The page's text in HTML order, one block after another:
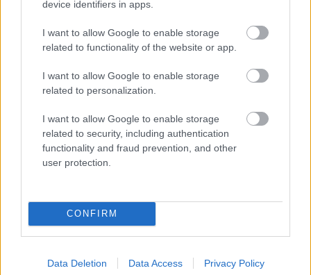
device identifiers in apps.
I want to allow Google to enable storage
related to functionality of the website or app.
I want to allow Google to enable storage
related to personalization.
I want to allow Google to enable storage
related to security, including authentication
functionality and fraud prevention, and other
user protection.
CONFIRM
Data Deletion Data Access Privacy Policy
Jön még kép!